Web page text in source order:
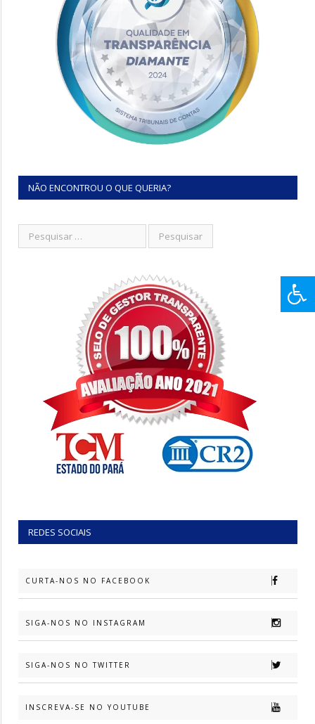
NÃO ENCONTROU O QUE QUERIA?
REDES SOCIAIS
CURTA-NOS NO FACEBOOK
SIGA-NOS NO INSTAGRAM
SIGA-NOS NO TWITTER
INSCREVA-SE NO YOUTUBE